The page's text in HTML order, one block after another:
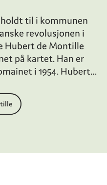
til i kommunen
revolusjonen i
Hubert de Montille
på kartet. Han er
i 1954. Hubert
spor på
regime ligger i